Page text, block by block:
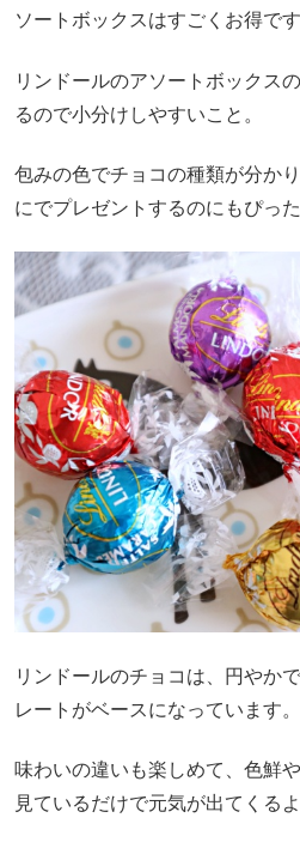
ソートボックスはすごくお得です
リンドールのアソートボックス
るので小分けしやすいこと。
包みの色でチョコの種類が分か
にでプレゼントするのにもぴった
リンドールのチョコは、円やか
レートがベースになっています。
味わいの違いも楽しめて、色鮮
見ているだけで元気が出てくる